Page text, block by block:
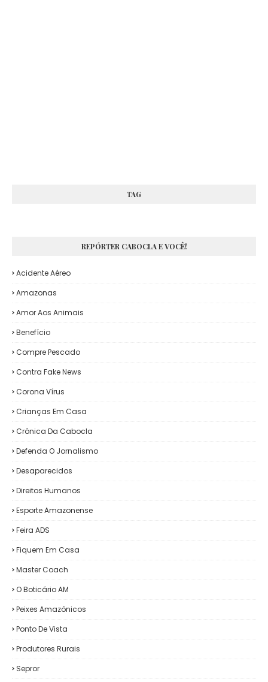
TAG
REPÓRTER CABOCLA E VOCÊ!
Acidente Aéreo
Amazonas
Amor Aos Animais
Benefício
Compre Pescado
Contra Fake News
Corona Vírus
Crianças Em Casa
Crônica Da Cabocla
Defenda O Jornalismo
Desaparecidos
Direitos Humanos
Esporte Amazonense
Feira ADS
Fiquem Em Casa
Master Coach
O Boticário AM
Peixes Amazônicos
Ponto De Vista
Produtores Rurais
Sepror